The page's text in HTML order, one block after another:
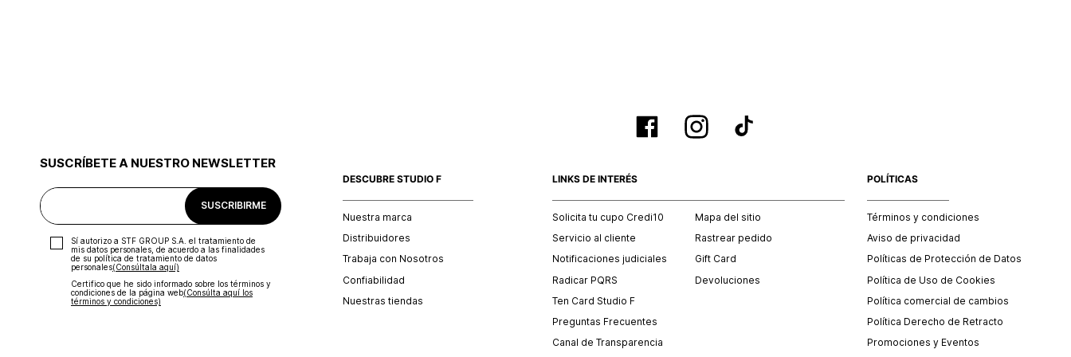
SUSCRÍBETE A NUESTRO NEWSLETTER
SUSCRIBIRME
Sí autorizo a STF GROUP S.A. el tratamiento de
mis datos personales, de acuerdo a las finalidades
de su política de tratamiento de datos
personales‎(Consúltala aquí)
Certifico que he sido informado sobre los términos y
condiciones de la página web‎(Consúlta aquí los
términos y condiciones)
DESCUBRE STUDIO F
Nuestra marca
Distribuidores
Trabaja con Nosotros
Confiabilidad
Nuestras tiendas
LINKS DE INTERÉS
Solicita tu cupo Credi10
Servicio al cliente
Notificaciones judiciales
Radicar PQRS
Ten Card Studio F
Preguntas Frecuentes
Canal de Transparencia
Mapa del sitio
Rastrear pedido
Gift Card
Devoluciones
POLÍTICAS
Términos y condiciones
Aviso de privacidad
Políticas de Protección de Datos
Política de Uso de Cookies
Política comercial de cambios
Política Derecho de Retracto
Promociones y Eventos